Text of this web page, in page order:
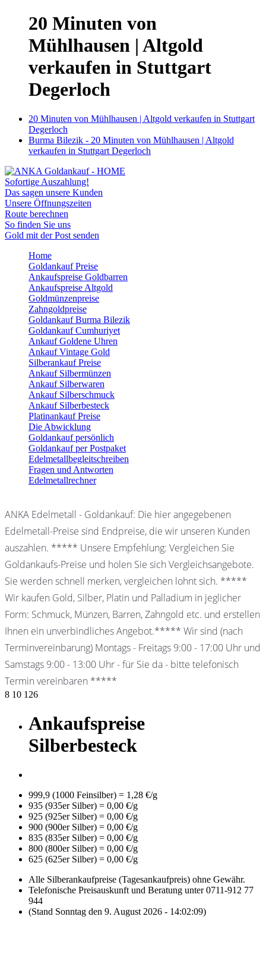
20 Minuten von
Mühlhausen | Altgold
verkaufen in Stuttgart
Degerloch
20 Minuten von Mühlhausen | Altgold verkaufen in Stuttgart
Degerloch
Burma Bilezik - 20 Minuten von Mühlhausen | Altgold
verkaufen in Stuttgart Degerloch
Sofortige Auszahlung!
Das sagen unsere Kunden
Unsere Öffnungszeiten
Route berechnen
So finden Sie uns
Gold mit der Post senden
Home
Goldankauf Preise
Ankaufspreise Goldbarren
Ankaufspreise Altgold
Goldmünzenpreise
Zahngoldpreise
Goldankauf Burma Bilezik
Goldankauf Cumhuriyet
Ankauf Goldene Uhren
Ankauf Vintage Gold
Silberankauf Preise
Ankauf Silbermünzen
Ankauf Silberwaren
Ankauf Silberschmuck
Ankauf Silberbesteck
Platinankauf Preise
Die Abwicklung
Goldankauf persönlich
Goldankauf per Postpaket
Edelmetallbegleitschreiben
Fragen und Antworten
Edelmetallrechner
ANKA Edelmetall - Goldankauf: Die hier angegebenen
Edelmetall-Preise sind Endpreise, die wir unseren Kunden
auszahlen. ***** Unsere Empfehlung: Vergleichen Sie
Goldankaufs-Preise und holen Sie sich Vergleichsangebote.
Sie werden schnell merken, vergleichen lohnt sich. *****
Wir kaufen Gold, Silber, Platin und Palladium in jeglicher
Form: Schmuck, Münzen, Barren, Zahngold etc. und erstellen
Ihnen ein unverbindliches Angebot.***** Wir sind (nach
Terminvereinbarung) Montags - Freitags 9:00 - 17:00 Uhr und
Samstags 9:00 - 13:00 Uhr - für Sie da - bitte telefonisch
Termin vereinbaren *****
8 10 126
Ankaufspreise
Silberbesteck
999,9 (1000 Feinsilber) = 1,28 €/g
935 (935er Silber) = 0,00 €/g
925 (925er Silber) = 0,00 €/g
900 (900er Silber) = 0,00 €/g
835 (835er Silber) = 0,00 €/g
800 (800er Silber) = 0,00 €/g
625 (625er Silber) = 0,00 €/g
Alle Silberankaufpreise (Tagesankaufpreis) ohne Gewähr.
Telefonische Preisauskunft und Beratung unter 0711-912 77
944
(Stand Sonntag den 9. August 2026 - 14:02:09)